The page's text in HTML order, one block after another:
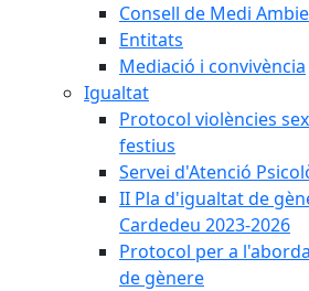
Consell de Medi
Entitats
Mediació i convivència
Igualtat
Protocol violències
festius
Servei d'Atenció
II Pla d'igualtat de
Cardedeu 2023-2026
Protocol per a
de gènere